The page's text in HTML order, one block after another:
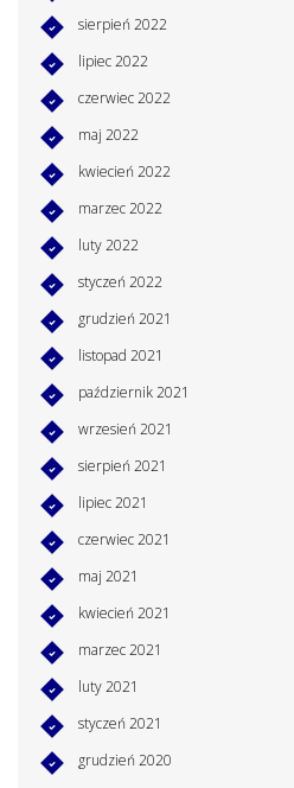
sierpień 2022
lipiec 2022
czerwiec 2022
maj 2022
kwiecień 2022
marzec 2022
luty 2022
styczeń 2022
grudzień 2021
listopad 2021
październik 2021
wrzesień 2021
sierpień 2021
lipiec 2021
czerwiec 2021
maj 2021
kwiecień 2021
marzec 2021
luty 2021
styczeń 2021
grudzień 2020